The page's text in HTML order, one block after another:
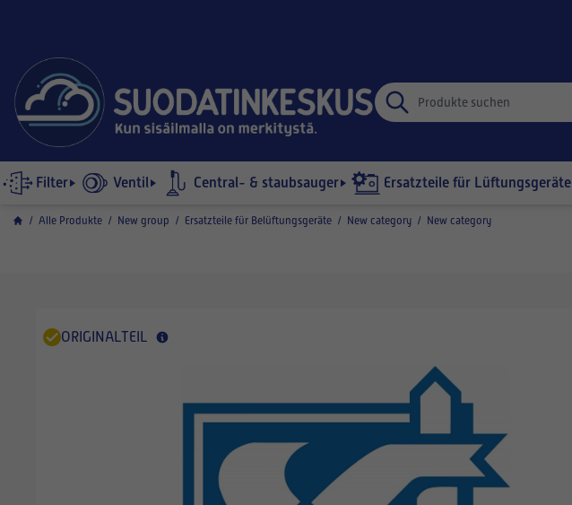
Filter Ventil Central- & staubsauger Ersatzteile für Lüftungsgeräte
/ Alle Produkte / New group / Ersatzteile für Belüftungsgeräte / New category / New category
ORIGINALTEIL